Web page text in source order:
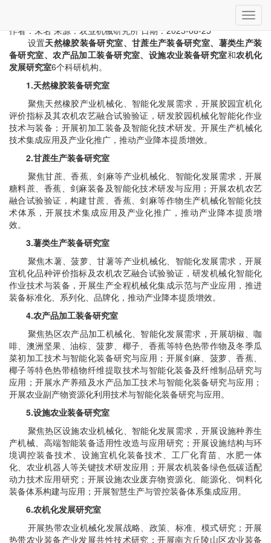
切
换
导
航
作者：未名 来源：农业机械研究所日期：2025-08-25
设置天然橡胶装备研究室、甘蔗生产装备研究室、薯类生产装
备研究室、农产品加工装备研究室、设施农业装备研究室和农机化
发展研究室6个科研机构。
1.天然橡胶装备研究室
聚焦天然橡胶产业机械化、智能化发展需求，开展胶园宜机化
评价指标及其农机农艺融合试验验证，研发胶园机械化智能化作业
技术与装备；开展初加工装备及智能化技术研发。开展生产机械化
技术集成应用及产业化推广，推动产业降本提质增效。
2.甘蔗生产装备研究室
聚焦甘蔗、香蕉、剑麻等产业机械化、智能化发展需求，开展
糖料蔗、香蕉、剑麻装备及智能化技术研发与应用；开展农机农艺
融合试验验证，构建甘蔗、香蕉、剑麻等作物生产机械化智能化技
术体系，开展技术集成应用及产业化推广，推动产业降本提质增
效。
3.薯类生产装备研究室
聚焦木薯、菠萝、甘薯等产业机械化、智能化发展需求，开展
宜机化品种评价指标及农机农艺融合试验验证，研发机械化智能化
作业技术与装备，开展生产全程机械化集成示范与产业应用，推进
装备标准化、系列化、品牌化，推动产业降本提质增效。
4.农产品加工装备研究室
聚焦热区农产品加工机械化、智能化发展需求，开展胡椒、咖
啡、澳洲坚果、油棕、菠萝、椰子、香蕉等特色热带作物及冬季瓜
菜初加工技术与智能化装备研究与应用；开展剑麻、菠萝、香蕉、
椰子等特色热带植物纤维提取技术与智能化装备及纤维制品研究与
应用；开展水产养殖及水产品加工技术与智能化装备研究与应用；
开展农业副产物资源化利用技术与智能化装备研究与应用。
5.设施农业装备研究室
聚焦热区设施农业机械化、智能化发展需求，开展设施种养生
产机械、高端智能装备适用性改造与应用研究；开展设施结构与环
境调控装备技术、设施宜机化装备技术、工厂化育苗、水肥一体
化、农业机器人等关键技术研发应用；开展农机装备绿色低碳适配
动力技术应用研究；开展设施农业废弃物资源化、能源化、饲料化
装备体系构建与应用；开展智慧生产与管控装备体系集成应用。
6.农机化发展研究室
开展热带农业机械化发展战略、政策、标准、模式研究；开展
热带农业装备产业发展共性技术研究；开展南方丘陵山区农业装备